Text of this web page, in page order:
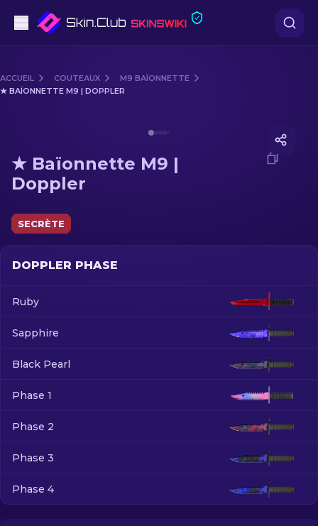
Milieu de gamme
Fusils de Précision
Gants
Caisses
ACCUEIL COUTEAUX
M9 BAÏONNETTE
★ BAÏONNETTE M9 | DOPPLER
★ Baïonnette M9 |
Doppler
SECRÈTE
DOPPLER PHASE
Ruby
Sapphire
Black Pearl
Phase 1
Phase 2
Phase 3
Phase 4